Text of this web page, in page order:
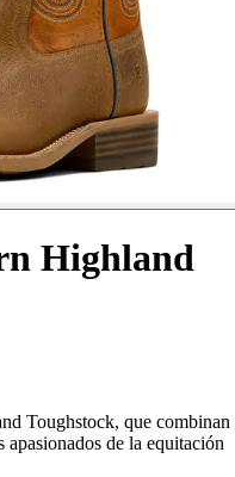
Highland
Toughstock, que combinan
de la equitación